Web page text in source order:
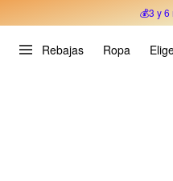
💰3 y
Rebajas Ropa